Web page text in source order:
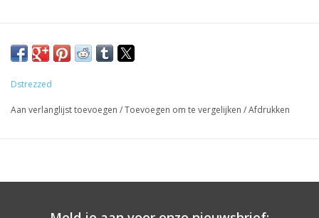
Dstrezzed
Aan verlanglijst toevoegen /Toevoegen om te vergelijken /Afdrukken